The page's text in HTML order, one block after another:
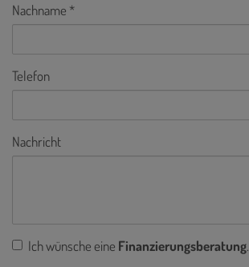
Nachname
Telefon
Nachricht
Ich wünsche eine Finanzierungsberatung.